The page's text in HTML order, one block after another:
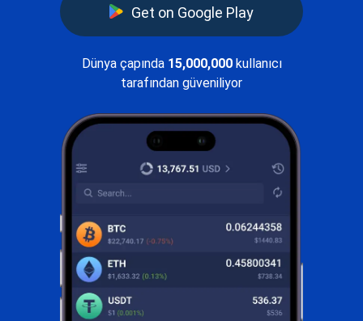
Get on Google Play
Dünya çapında 15,000,000kullanıcı
tarafından güveniliyor